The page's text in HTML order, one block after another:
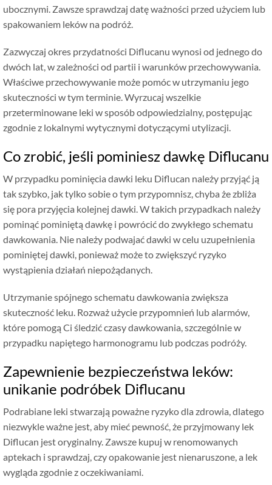
ubocznymi. Zawsze sprawdzaj datę ważności przed użyciem lub
spakowaniem leków na podróż.
Zazwyczaj okres przydatności Diflucanu wynosi od jednego do
dwóch lat, w zależności od partii i warunków przechowywania.
Właściwe przechowywanie może pomóc w utrzymaniu jego
skuteczności w tym terminie. Wyrzucaj wszelkie
przeterminowane leki w sposób odpowiedzialny, postępując
zgodnie z lokalnymi wytycznymi dotyczącymi utylizacji.
Co zrobić, jeśli pominiesz dawkę Diflucanu
W przypadku pominięcia dawki leku Diflucan należy przyjąć ją
tak szybko, jak tylko sobie o tym przypomnisz, chyba że zbliża
się pora przyjęcia kolejnej dawki. W takich przypadkach należy
pominąć pominiętą dawkę i powrócić do zwykłego schematu
dawkowania. Nie należy podwajać dawki w celu uzupełnienia
pominiętej dawki, ponieważ może to zwiększyć ryzyko
wystąpienia działań niepożądanych.
Utrzymanie spójnego schematu dawkowania zwiększa
skuteczność leku. Rozważ użycie przypomnień lub alarmów,
które pomogą Ci śledzić czasy dawkowania, szczególnie w
przypadku napiętego harmonogramu lub podczas podróży.
Zapewnienie bezpieczeństwa leków:
unikanie podróbek Diflucanu
Podrabiane leki stwarzają poważne ryzyko dla zdrowia, dlatego
niezwykle ważne jest, aby mieć pewność, że przyjmowany lek
Diflucan jest oryginalny. Zawsze kupuj w renomowanych
aptekach i sprawdzaj, czy opakowanie jest nienaruszone, a lek
wygląda zgodnie z oczekiwaniami.